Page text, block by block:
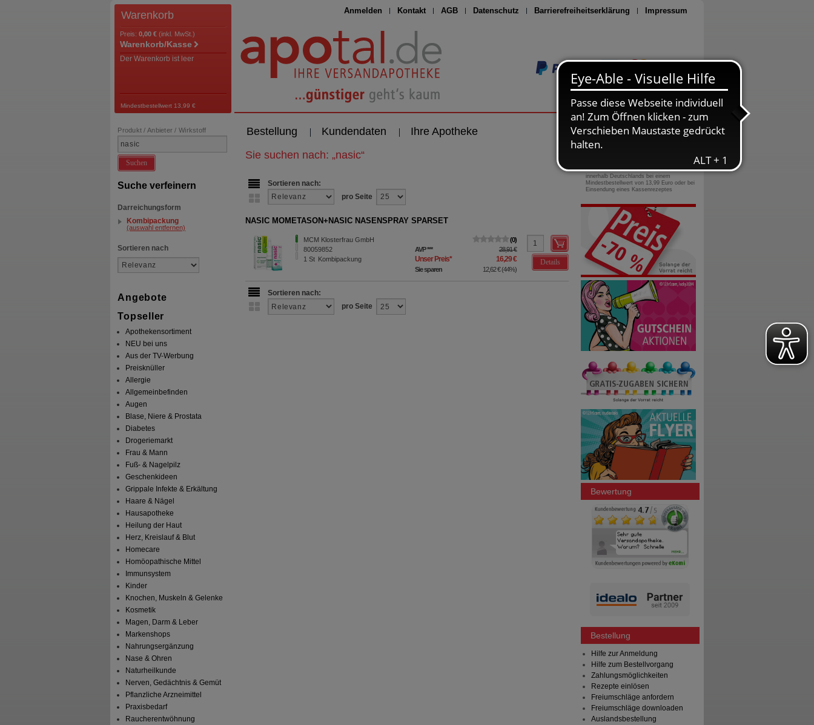
Anmelden Kontakt AGB Datenschutz Barrierefreiheitserklärung Impressum
Seite drucken
Warenkorb
Preis: 0,00 € (inkl. MwSt.)
Warenkorb/Kasse
Der Warenkorb ist leer
Mindestbestellwert 13,99 €
Bestellung Kundendaten Ihre Apotheke
Produkt / Anbieter / Wirkstoff
Suchen
Suche verfeinern
Darreichungsform
Kombipackung
(auswahl entfernen)
Sortieren nach
Angebote
Topseller
Apothekensortiment
NEU bei uns
Aus der TV-Werbung
Preisknüller
Allergie
Allgemeinbefinden
Augen
Blase, Niere & Prostata
Diabetes
Drogeriemarkt
Frau & Mann
Fuß- & Nagelpilz
Geschenkideen
Grippale Infekte & Erkältung
Haare & Nägel
Hausapotheke
Heilung der Haut
Herz, Kreislauf & Blut
Homecare
Homöopathische Mittel
Immunsystem
Kinder
Knochen, Muskeln & Gelenke
Kosmetik
Magen, Darm & Leber
Markenshops
Nahrungsergänzung
Nase & Ohren
Naturheilkunde
Nerven, Gedächtnis & Gemüt
Pflanzliche Arzneimittel
Praxisbedarf
Raucherentwöhnung
Sie suchen nach: „nasic“
Sortieren nach:
pro Seite
NASIC MOMETASON+NASIC NASENSPRAY SPARSET
MCM Klosterfrau GmbH
80059852
1St Kombipackung
0
AVP*** 28,91 €
Unser Preis* 16,29 €
Sie sparen 12,62 €(44%)
Details
Sortieren nach:
pro Seite
0800-10 11 422
gebührenfreie Rufnummer
innerhalb Deutschlands bei einem
Mindestbestellwert von 13,99 Euro oder bei
Einsendung eines Kassenrezeptes
Bewertung
Bestellung
Hilfe zur Anmeldung
Hilfe zum Bestellvorgang
Zahlungsmöglichkeiten
Rezepte einlösen
Freiumschläge anfordern
Freiumschläge downloaden
Auslandsbestellung